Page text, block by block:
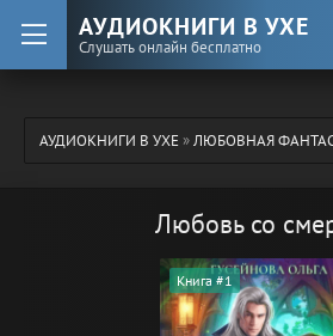
АУДИОКНИГИ В УХЕ
Слушать онлайн бесплатно
АУДИОКНИГИ В УХЕ»ЛЮБОВНАЯ
Любовь со
Книга #1